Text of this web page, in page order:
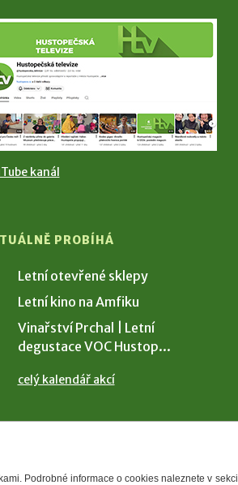
kanál
PROBÍHÁ
Letní otevřené sklepy
Letní kino na Amfiku
Vinařství Prchal | Letní
degustace VOC Hustop...
celý kalendář akcí
Podrobné informace o cookies naleznete v sekci